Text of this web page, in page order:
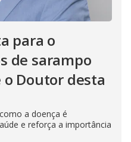
para o
de sarampo
o Doutor desta
a doença é
e reforça a importância